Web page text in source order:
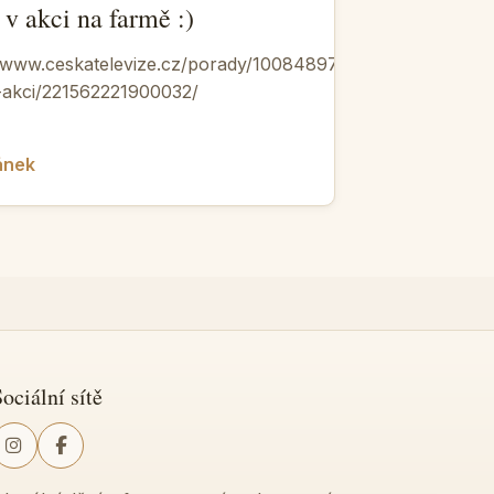
akci na farmě :)
porady/10084897100-
221562221900032/
sítě